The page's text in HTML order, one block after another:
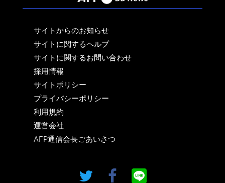
サイトからのお知らせ
サイトに関するヘルプ
サイトに関するお問い合わせ
採用情報
サイトポリシー
プライバシーポリシー
利用規約
運営会社
AFP通信会長ごあいさつ